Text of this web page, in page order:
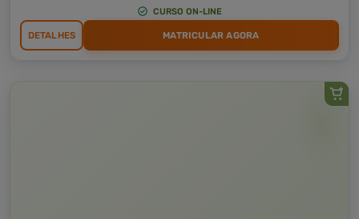
CURSO ON-LINE
DETALHES MATRICULAR AGORA